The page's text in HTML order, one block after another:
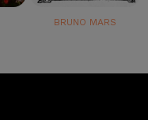
BRUNO MARS